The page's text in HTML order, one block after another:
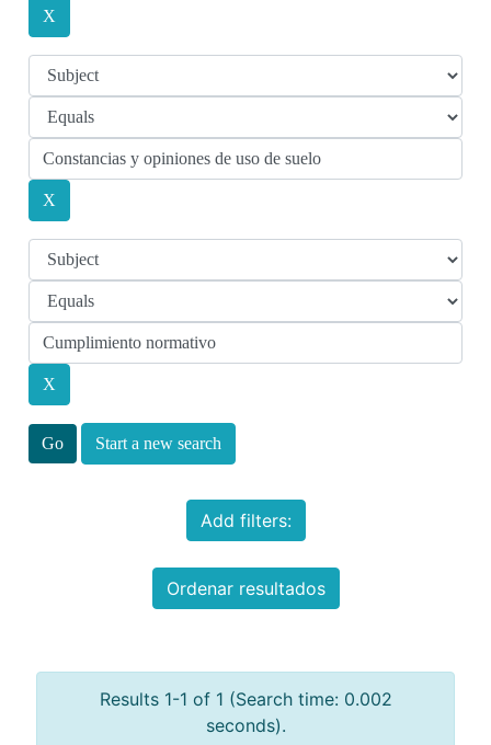
Start a new search
Add filters:
Ordenar resultados
Results 1-1 of 1 (Search time: 0.002
seconds).